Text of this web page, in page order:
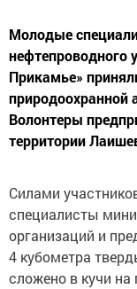
Молодые
нефтепроводного
Прикамье»
природоохранной
Волонтеры
территории
Силами
специалисты
организаций и
4 кубометра
сложено в кучи на